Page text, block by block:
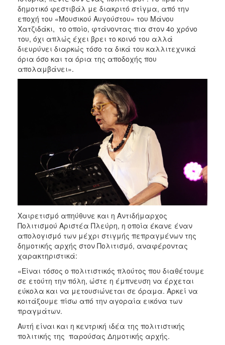
δημοτικό φεστιβάλ με διακριτό στίγμα, από την
εποχή του «Μουσικού Αυγούστου» του Μάνου
Χατζιδάκι, το οποίο, φτάνοντας πια στον 4ο χρόνο
του, όχι απλώς έχει βρει το κοινό του αλλά
διευρύνει διαρκώς τόσο τα δικά του καλλιτεχνικά
όρια όσο και τα όρια της αποδοχής που
απολαμβάνει».
Χαιρετισμό απηύθυνε και η Αντιδήμαρχος
Πολιτισμού Αριστέα Πλεύρη, η οποία έκανε έναν
απολογισμό των μέχρι στιγμής πεπραγμένων της
δημοτικής αρχής στον Πολιτισμό, αναφέροντας
χαρακτηριστικά:
«Είναι τόσος ο πολιτιστικός πλούτος που διαθέτουμε
σε ετούτη την πόλη, ώστε η έμπνευση να έρχεται
εύκολα και να μετουσιώνεται σε όραμα. Αρκεί να
κοιτάξουμε πίσω από την αγοραία εικόνα των
πραγμάτων.
Αυτή είναι και η κεντρική ιδέα της πολιτιστικής
πολιτικής της παρούσας Δημοτικής αρχής.